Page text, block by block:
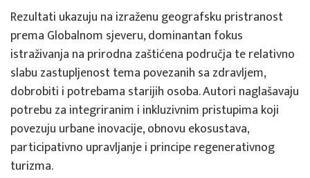
Rezultati ukazuju na izraženu geografsku pristranost
prema Globalnom sjeveru, dominantan fokus
istraživanja na prirodna zaštićena područja te relativno
slabu zastupljenost tema povezanih sa zdravljem,
dobrobiti i potrebama starijih osoba. Autori naglašavaju
potrebu za integriranim i inkluzivnim pristupima koji
povezuju urbane inovacije, obnovu ekosustava,
participativno upravljanje i principe regenerativnog
turizma.